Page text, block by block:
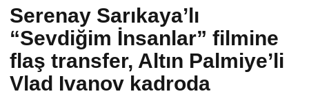
Serenay Sarıkaya’lı
“Sevdiğim İnsanlar” filmine
flaş transfer, Altın Palmiye’li
Vlad Ivanov kadroda